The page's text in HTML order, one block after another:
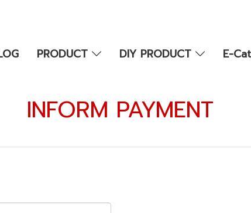
PRODUCT DIY PRODUCT E-
INFORM PAYMENT